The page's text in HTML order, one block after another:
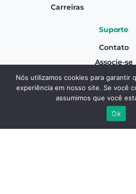
Carreiras
Suporte
Contato
Associe-se
Canal de
Termos e Condições
Aviso de
Inscreva-se em nossa
Associe-se
Nós utilizamos cookies para garantir
experiência em nosso site. Se você
assumimos que você
Ok